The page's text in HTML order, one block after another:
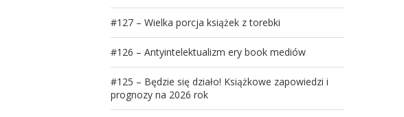
#127 – Wielka porcja książek z torebki
#126 – Antyintelektualizm ery book mediów
#125 – Będzie się działo! Książkowe zapowiedzi i
prognozy na 2026 rok